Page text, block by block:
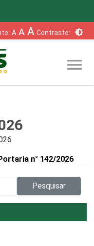
A A A Contraste: brightness_6
menu
n° 142/2026
Pesquisar